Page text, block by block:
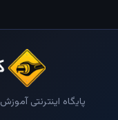
پایگاه اینترنتی